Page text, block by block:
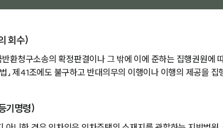
회수)
환청구소송의 확정판결이나 그 밖에 이에 준하는 집행권원에
」 제41조에도 불구하고 반대의무의 이행이나 이행의 제공을
기명령)